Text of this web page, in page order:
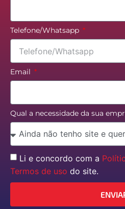
Telefone/Whatsapp
Email
Qual a necessidade da sua
Li e concordo com a
Termos de uso do site.